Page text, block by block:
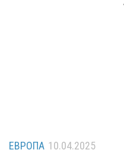
ЕВРОПА 10.04.2025